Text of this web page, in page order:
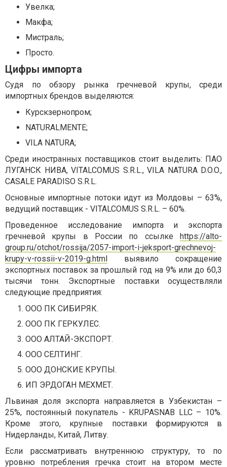
Увелка;
Макфа;
Мистраль;
Просто.
Цифры импорта
Судя по обзору рынка гречневой крупы, среди
импортных брендов выделяются:
Курскзернопром;
NATURALMENTE;
VILA NATURA;
Среди иностранных поставщиков стоит выделить: ПАО
ЛУГАНСК НИВА, VITALCOMUS S.R.L., VILA NATURA D.O.O.,
CASALE PARADISO S.R.L.
Основные импортные потоки идут из Молдовы – 63%,
ведущий поставщик - VITALCOMUS S.R.L. – 60%.
Проведенное исследование импорта и экспорта
гречневой крупы в России по ссылке https://alto-
group.ru/otchot/rossija/2057-import-i-jeksport-grechnevoj-
krupy-v-rossii-v-2019-g.html выявило сокращение
экспортных поставок за прошлый год на 9% или до 60,3
тысячи тонн. Экспортные поставки осуществляли
следующие предприятия:
ООО ПК СИБИРЯК.
ООО ПК ГЕРКУЛЕС.
ООО АЛТАЙ-ЭКСПОРТ.
ООО СЕЛТИНГ.
ООО ДОНСКИЕ КРУПЫ.
ИП ЭРДОГАН МЕХМЕТ.
Львиная доля экспорта направляется в Узбекистан –
25%, постоянный покупатель - KRUPASNAB LLC – 10%.
Кроме этого, крупные поставки формируются в
Нидерланды, Китай, Литву.
Если рассматривать внутреннюю структуру, то по
уровню потребления гречка стоит на втором месте